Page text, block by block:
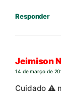
Responder
Jeimison
14 de março de
Cuidado ⚠